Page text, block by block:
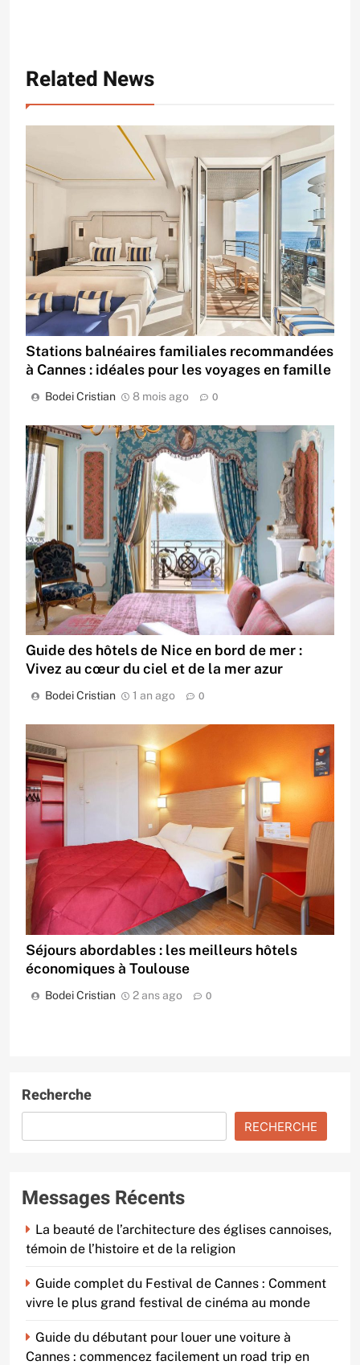
Related News
Stations balnéaires familiales recommandées
à Cannes : idéales pour les voyages en famille
Bodei Cristian 8 mois ago 0
Guide des hôtels de Nice en bord de mer :
Vivez au cœur du ciel et de la mer azur
Bodei Cristian 1 an ago 0
Séjours abordables : les meilleurs hôtels
économiques à Toulouse
Bodei Cristian 2 ans ago 0
Recherche
RECHERCHE
Messages Récents
La beauté de l’architecture des églises cannoises,
témoin de l’histoire et de la religion
Guide complet du Festival de Cannes : Comment
vivre le plus grand festival de cinéma au monde
Guide du débutant pour louer une voiture à
Cannes : commencez facilement un road trip en